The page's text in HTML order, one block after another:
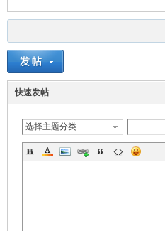
快速发帖
选择主题分类